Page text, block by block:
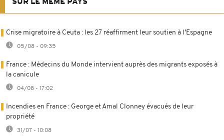
SUR LE MÊME PAYS
Crise migratoire à Ceuta : les 27 réaffirment leur soutien à l’Espagne
05/08 - 09:35
France : Médecins du Monde intervient auprès des migrants exposés à
la canicule
04/08 - 17:02
Incendies en France : George et Amal Clonney évacués de leur
propriété
31/07 - 10:08